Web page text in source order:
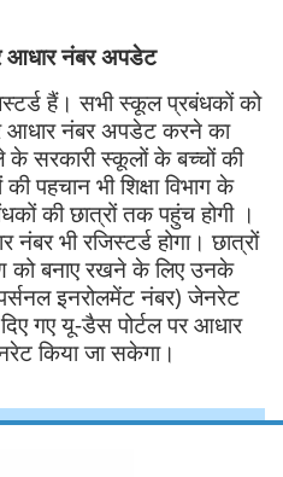
आधार नंबर अपडेट
हैं। सभी स्कूल प्रबंधकों को
आधार नंबर अपडेट करने का
के सरकारी स्कूलों के बच्चों की
पहचान भी शिक्षा विभाग के
की छात्रों तक पहुंच होगी ।
भी रजिस्टर्ड होगा। छात्रों
को बनाए रखने के लिए उनके
इनरोलमेंट नंबर) जेनरेट
गए यू-डैस पोर्टल पर आधार
किया जा सकेगा।